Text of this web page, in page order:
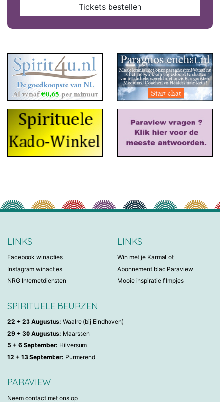
Tickets bestellen
LINKS
Facebook winacties
Instagram winacties
NRG Internetdiensten
LINKS
Win met je KarmaLot
Abonnement blad Paraview
Mooie inspiratie filmpjes
SPIRITUELE BEURZEN
22 + 23 Augustus: Waalre (bij Eindhoven)
29 + 30 Augustus: Maarssen
5 + 6 September: Hilversum
12 + 13 September: Purmerend
PARAVIEW
Neem contact met ons op